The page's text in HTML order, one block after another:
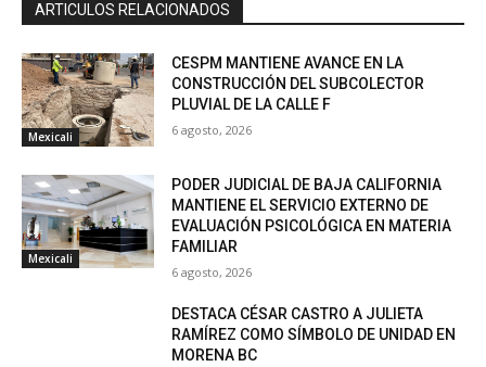
ARTICULOS RELACIONADOS
Mexicali
CESPM MANTIENE AVANCE EN LA
CONSTRUCCIÓN DEL SUBCOLECTOR
PLUVIAL DE LA CALLE F
6 agosto, 2026
Mexicali
PODER JUDICIAL DE BAJA CALIFORNIA
MANTIENE EL SERVICIO EXTERNO DE
EVALUACIÓN PSICOLÓGICA EN MATERIA
FAMILIAR
6 agosto, 2026
DESTACA CÉSAR CASTRO A JULIETA
RAMÍREZ COMO SÍMBOLO DE UNIDAD EN
MORENA BC